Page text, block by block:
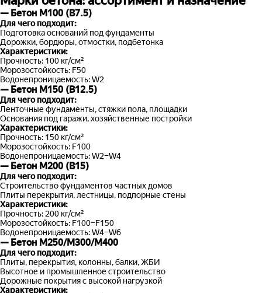
— Бетон М100 (В7.5)
Для чего подходит:
Подготовка оснований под фундаменты
Дорожки, бордюры, отмостки, подбетонка
Характеристики:
Прочность: 100 кг/см²
Морозостойкость: F50
Водонепроницаемость: W2
— Бетон М150 (В12.5)
Для чего подходит:
Ленточные фундаменты, стяжки пола, площадки
Основания под гаражи, хозяйственные постройки
Характеристики:
Прочность: 150 кг/см²
Морозостойкость: F100
Водонепроницаемость: W2–W4
— Бетон М200 (В15)
Для чего подходит:
Строительство фундаментов частных домов
Плиты перекрытия, лестницы, подпорные стены
Характеристики:
Прочность: 200 кг/см²
Морозостойкость: F100–F150
Водонепроницаемость: W4–W6
— Бетон М250/М300/М400
Для чего подходит:
Плиты, перекрытия, колонны, балки, ЖБИ
Высотное и промышленное строительство
Дорожные покрытия с высокой нагрузкой
Характеристики: